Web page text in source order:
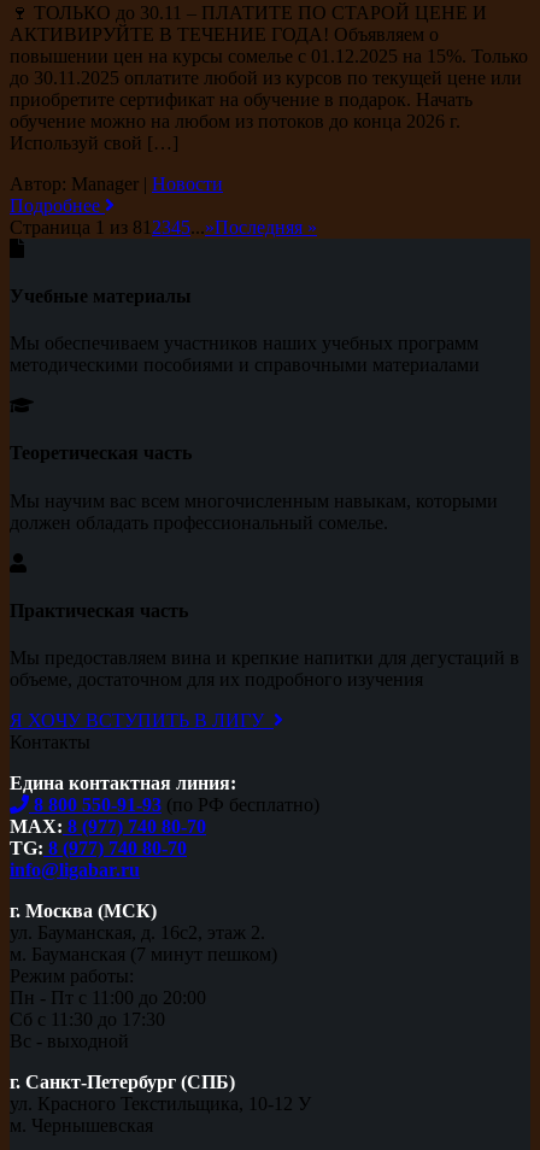
🍷 ТОЛЬКО до 30.11 – ПЛАТИТЕ ПО СТАРОЙ ЦЕНЕ И
АКТИВИРУЙТЕ В ТЕЧЕНИЕ ГОДА! Объявляем о
повышении цен на курсы сомелье с 01.12.2025 на 15%. Только
до 30.11.2025 оплатите любой из курсов по текущей цене или
приобретите сертификат на обучение в подарок. Начать
обучение можно на любом из потоков до конца 2026 г.
Используй свой […]
Автор: Manager | Новости
Подробнее
Страница 1 из 81 2345...»Последняя »
Учебные материалы
Мы обеспечиваем участников наших учебных программ
методическими пособиями и справочными материалами
Теоретическая часть
Мы научим вас всем многочисленным навыкам, которыми
должен обладать профессиональный сомелье.
Практическая часть
Мы предоставляем вина и крепкие напитки для дегустаций в
объеме, достаточном для их подробного изучения
Я ХОЧУ ВСТУПИТЬ В ЛИГУ
Контакты
Едина контактная линия:
8 800 550-91-93 (по РФ бесплатно)
MAX: 8 (977) 740 80-70
TG: 8 (977) 740 80-70
info@ligabar.ru
г. Москва (МСК)
ул. Бауманская, д. 16с2, этаж 2.
м. Бауманская (7 минут пешком)
Режим работы:
Пн - Пт с 11:00 до 20:00
Сб с 11:30 до 17:30
Вс - выходной
г. Санкт-Петербург (СПБ)
ул. Красного Текстильщика, 10-12 У
м. Чернышевская